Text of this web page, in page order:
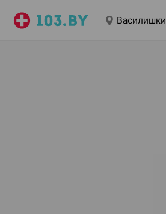
Василишки